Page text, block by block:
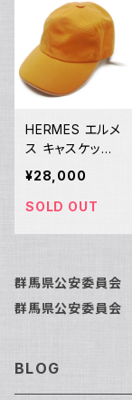
HERMES エルメ
ス キャスケット
JUMP 2 オレン
ジ レディース キ
ャップ 帽子 081
¥28,000
SOLD OUT
群馬県公安委員
群馬県公安委員
BLOG